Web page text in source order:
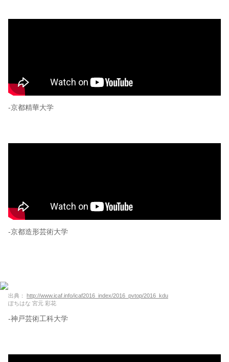
-京都精華大学
-京都造形芸術大学
出典：
http://www.icaf.info/icaf2016_index/2016_pvtop/2016_kdu
ぽちはな 宮元 彩花
-神戸芸術工科大学